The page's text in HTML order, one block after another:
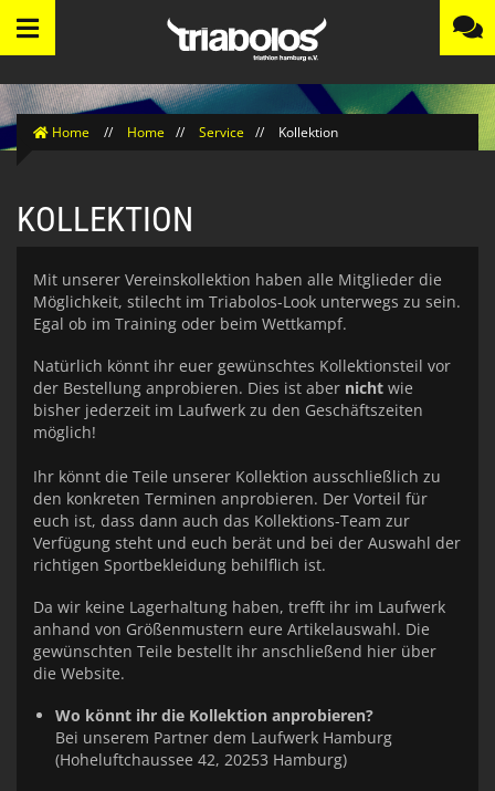
Home // Home // Service // Kollektion
KOLLEKTION
Mit unserer Vereinskollektion haben alle Mitglieder die
Möglichkeit, stilecht im Triabolos-Look unterwegs zu sein.
Egal ob im Training oder beim Wettkampf.
Natürlich könnt ihr euer gewünschtes Kollektionsteil vor
der Bestellung anprobieren. Dies ist aber nicht wie
bisher jederzeit im Laufwerk zu den Geschäftszeiten
möglich!
Ihr könnt die Teile unserer Kollektion ausschließlich zu
den konkreten Terminen anprobieren. Der Vorteil für
euch ist, dass dann auch das Kollektions-Team zur
Verfügung steht und euch berät und bei der Auswahl der
richtigen Sportbekleidung behilflich ist.
Da wir keine Lagerhaltung haben, trefft ihr im Laufwerk
anhand von Größenmustern eure Artikelauswahl. Die
gewünschten Teile bestellt ihr anschließend hier über
die Website.
Wo könnt ihr die Kollektion anprobieren?
Bei unserem Partner dem Laufwerk Hamburg
(Hoheluftchaussee 42, 20253 Hamburg)